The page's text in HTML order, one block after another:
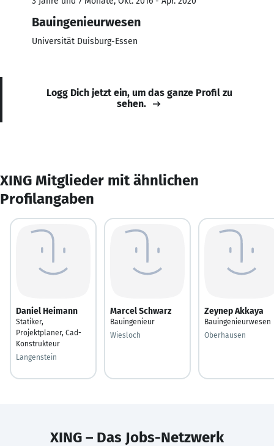
Bauingenieurwesen
Universität Duisburg-Essen
Logg Dich jetzt ein, um das ganze Profil zu
sehen.
XING Mitglieder mit ähnlichen
Profilangaben
Daniel Heimann
Statiker,
Projektplaner, Cad-
Konstrukteur
Langenstein
Marcel Schwarz
Bauingenieur
Wiesloch
Zeynep Akkaya
Bauingenieurwesen
Oberhausen
XING – Das Jobs-Netzwerk